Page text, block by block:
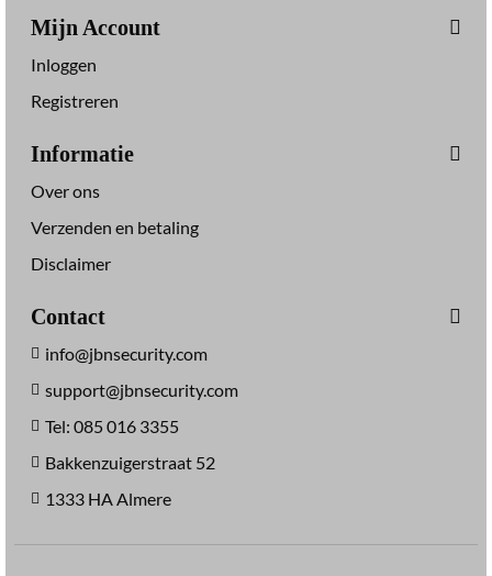
Mijn Account
Inloggen
Registreren
Informatie
Over ons
Verzenden en betaling
Disclaimer
Contact
info@jbnsecurity.com
support@jbnsecurity.com
Tel: 085 016 3355
Bakkenzuigerstraat 52
1333 HA Almere